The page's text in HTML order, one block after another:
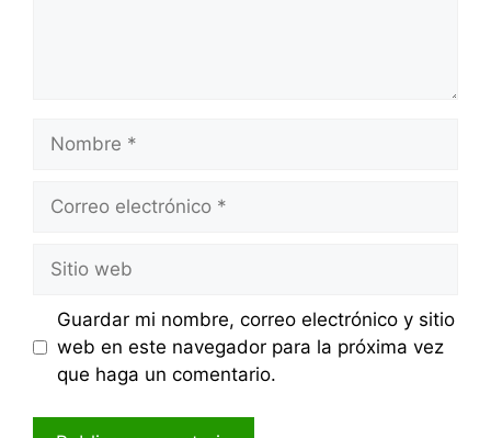
Nombre
Correo
Sitio
web
Guardar mi nombre, correo electrónico y sitio
web en este navegador para la próxima vez
que haga un comentario.